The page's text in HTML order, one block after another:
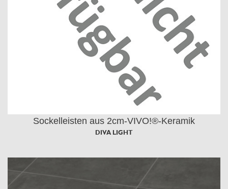
Sockelleisten aus 2cm-VIVO!®-Keramik
DIVA LIGHT